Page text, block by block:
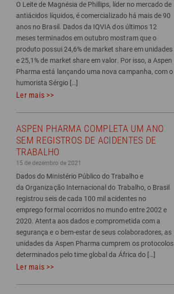
O Leite de Magnésia de Phillips, líder no mercado de
antiácidos líquidos, é comercializado há mais de 90
anos no Brasil. Dados da IQVIA dos últimos 12
meses terminados em outubro mostram que o
produto possui 24,6% de market share em unidades
e 25,1% de market share em valor. Por isso, a Aspen
Pharma está lançando uma nova campanha, com o
humorista Sérgio […]
Ler mais >>
ASPEN PHARMA COMPLETA UM ANO
SEM REGISTROS DE ACIDENTES DE
TRABALHO
15 de dezembro de 2021
Dados do Ministério Público do Trabalho e
da Organização Internacional do Trabalho, o Brasil
registrou seis de cada 100 mil acidentes no
emprego formal ocorridos no mundo entre 2002 e
2020. Atenta aos dados e comprometida com a
segurança e o bem-estar de seus colaboradores, as
unidades da Aspen Pharma cumprem os protocolos
determinados pelo time global da África do […]
Ler mais >>